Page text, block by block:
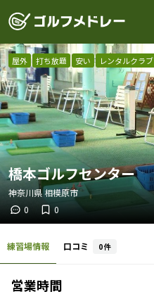
屋外 打ち放題 安い レンタルクラブ
橋本ゴルフセンター
神奈川県 相模原市
0
0
練習場情報 口コミ 0件
営業時間